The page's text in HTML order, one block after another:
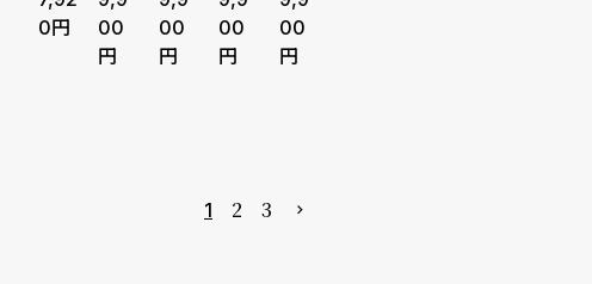
在庫なし
ピン
ータ
ーコ
ホワ
イト
ホワ
イト
ー S
mall
ウォ
0
ウォ
ッチ
00
ウォ
ッチ
00
ウォ
ッチ
ール
00
ウォ
ッチ
ール
00
1 2 3